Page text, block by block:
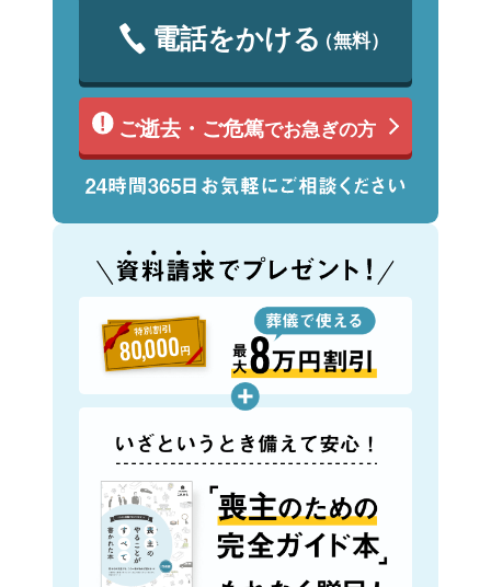
電話をかける（無料）
ご逝去・ご危篤でお急ぎの方